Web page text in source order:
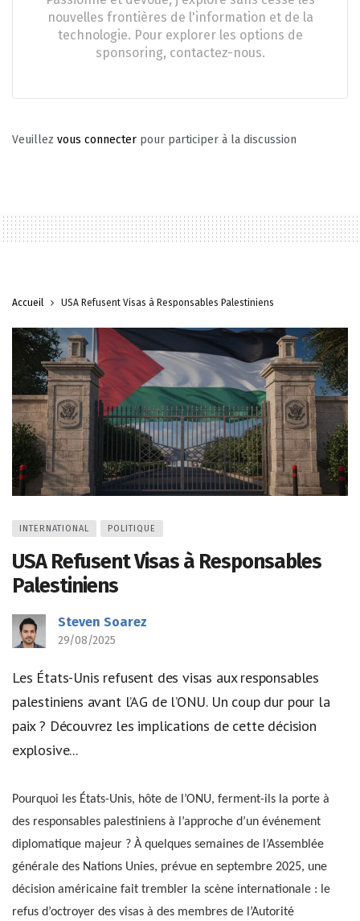
nouvelles frontières de l'information et de la
technologie. Pour explorer les options de
sponsoring, contactez-nous.
Veuillez vous connecter pour participer à la discussion
Accueil USA Refusent Visas à Responsables Palestiniens
INTERNATIONAL POLITIQUE
USA Refusent Visas à Responsables
Palestiniens
Steven Soarez
29/08/2025
Les États-Unis refusent des visas aux responsables
palestiniens avant l’AG de l’ONU. Un coup dur pour la
paix ? Découvrez les implications de cette décision
explosive...
Pourquoi les États-Unis, hôte de l’ONU, ferment-ils la porte à
des responsables palestiniens à l’approche d’un événement
diplomatique majeur ? À quelques semaines de l’Assemblée
générale des Nations Unies, prévue en septembre 2025, une
décision américaine fait trembler la scène internationale : le
refus d’octroyer des visas à des membres de l’Autorité